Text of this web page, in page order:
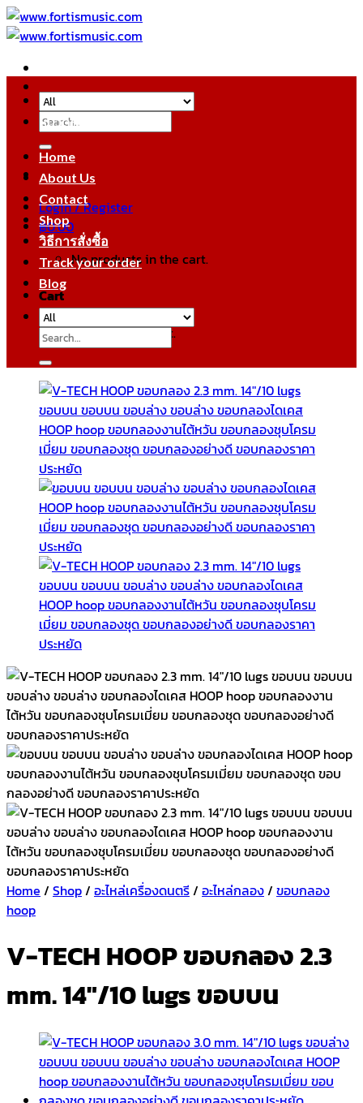
Skip
to
Search
for:
Login / Register
฿0.00
No products in the cart.
Cart
No products in the cart.
หมวดหมู่สินค้า
Home
About Us
Contact
Shop
วิธีการสั่งซื้อ
Track your order
Blog
Search
for:
Home / Shop/ อะไหล่เครื่องดนตรี/ อะไหล่กลอง/ ขอบกลอง
hoop
V-TECH HOOP ขอบกลอง 2.3
mm. 14″/10 lugs ขอบบน